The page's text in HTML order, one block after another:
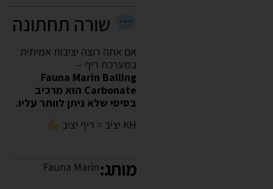
שורה תחתונה
אם אתה רוצה יציבות אמיתית
במערכת ריף –
Fauna Marin Balling
Carbonate הוא מרכיב
בסיסי שלא ניתן לוותר עליו.
KH יציב = ריף יציב
מותג:Fauna Marin